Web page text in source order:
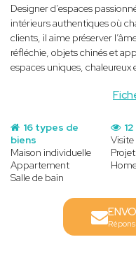
Designer d’espaces
intérieurs authentiques où
clients, il aime préserver
réfléchie, objets chinés et
espaces uniques,
16 types de
biens
Maison individuelle
Appartement
Salle de bain
Visite